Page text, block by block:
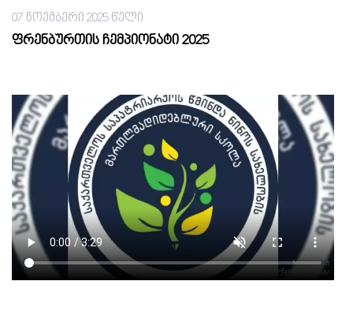
07 ნოემბერი 2025 წელი
ფრენბურთის ჩემპიონატი 2025